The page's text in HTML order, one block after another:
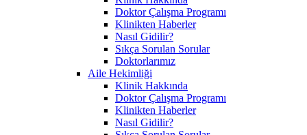
Doktor Çalışma Programı
Klinikten Haberler
Nasıl Gidilir?
Sıkça Sorulan Sorular
Doktorlarımız
Aile Hekimliği
Klinik Hakkında
Doktor Çalışma Programı
Klinikten Haberler
Nasıl Gidilir?